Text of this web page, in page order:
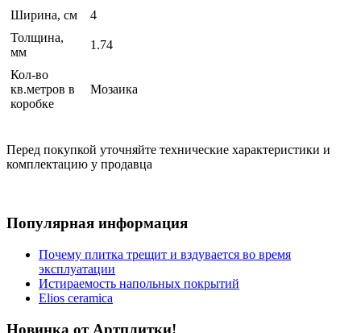
Ширина, см
4
Толщина,
мм
1.74
Кол-во
кв.метров в
коробке
Мозаика
Перед покупкой уточняйте технические характеристики и
комплектацию у продавца
Популярная информация
Почему плитка трещит и вздувается во время
эксплуатации
Истираемость напольных покрытий
Elios ceramica
Новинка от Артплитки!